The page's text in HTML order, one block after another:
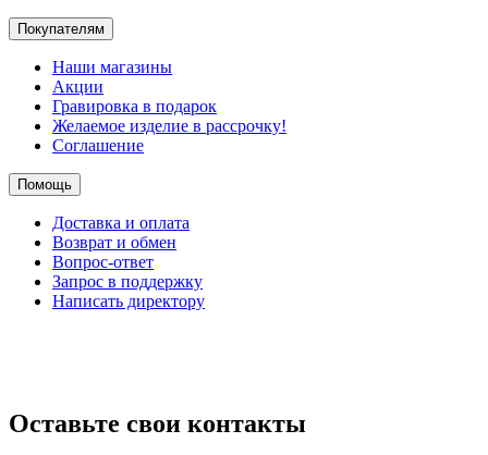
Покупателям
Наши магазины
Акции
Гравировка в подарок
Желаемое изделие в рассрочку!
Соглашение
Помощь
Доставка и оплата
Возврат и обмен
Вопрос-ответ
Запрос в поддержку
Написать директору
Оставьте свои контакты